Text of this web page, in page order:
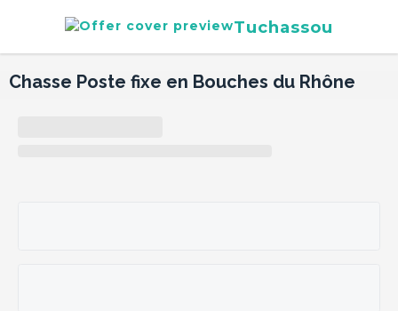
Tuchassou
Chasse Poste fixe en Bouches du Rhône